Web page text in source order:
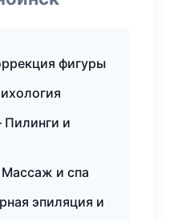
фигуры
и
и спа
эпиляция и